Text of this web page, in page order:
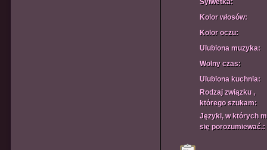
Sylwetka:
Kolor włosów:
Kolor oczu:
Ulubiona muzyka:
Wolny czas:
Ulubiona kuchnia:
Rodzaj związku ,
którego szukam:
Języki, w których
się porozumiewać.: